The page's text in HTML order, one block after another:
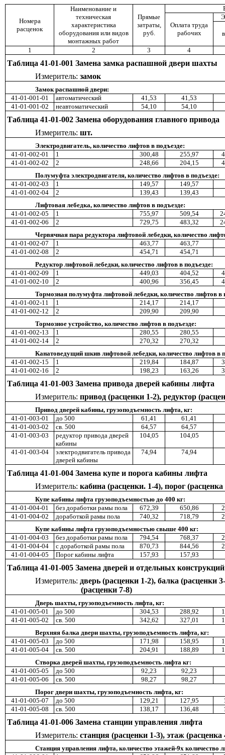
Номера
расценок
Наименование и
техническая
характеристика
оборудования или видов
монтажных работ
Прямые
затраты,
руб.
Оплата труда
рабочих
1 2 3 4
Таблица 41-01-001 Замена замка распашной двери шахты
Измеритель:замок
Замок распашной двери:
41-01-001-01
автоматический 41,53
41,53
41-01-001-02
неавтоматический 54,10 54,10
Таблица 41-01-002 Замена оборудования главного привода
Измеритель:шт.
Электродвигатель, количество лифтов в подъезде:
41-01-002-01
1 300,48 255,97
41-01-002-02
2 248,66 204,15
Полумуфта электродвигателя, количество лифтов в подъезде:
41-01-002-03
1 149,57
149,57
41-01-002-04
2 139,43
139,43
Лифтовая лебедка, количество лифтов в подъезде:
41-01-002-05
1 755,97 509,54
41-01-002-06
2 729,75 483,32
Червячная пара редуктора лифтовой лебедки, количество
41-01-002-07
1 463,77
463,77
41-01-002-08
2 454,71
454,71
Редуктор лифтовой лебедки, количество лифтов в подъезде:
41-01-002-09
1 449,03 404,52
41-01-002-10
2 400,96 356,45
Тормозная полумуфта лифтовой лебедки, количество лифтов в
41-01-002-11
1 214,17
214,17
41-01-002-12
2 209,90
209,90
Тормозное устройство, количество лифтов в подъезде:
41-01-002-13
1 280,55
280,55
41-01-002-14
2 270,32
270,32
Канатоведущий шкив лифтовой лебедки, количество лифтов в
41-01-002-15
1 219,84 184,87
41-01-002-16
2 198,23 163,26
Таблица 41-01-003 Замена привода дверей кабины лифта
Измеритель:привод (расценки 1-2), редуктор
Привод дверей кабины, грузоподъемность лифта, кг:
41-01-003-01
до 500 61,41
61,41
41-01-003-02
св. 500 64,57
64,57
41-01-003-03
редуктор привода дверей
кабины
104,05 104,05
41-01-003-04
электродвигатель привода
дверей кабины
74,94 74,94
Таблица 41-01-004 Замена купе и порога кабины лифта
Измеритель:кабина (расценки. 1-4), порог (расценка
Купе кабины лифта грузоподъемностью до 400 кг:
41-01-004-01
без доработки рамы пола 672,39 650,86
41-01-004-02
доработкой рамы пола 740,32 718,79
Купе кабины лифта грузоподъемностью свыше 400 кг:
41-01-004-03
без доработки рамы пола 794,54 768,37
41-01-004-04
с доработкой рамы пола 870,73 844,56
41-01-004-05
Порог кабины лифта 157,93 157,93
Таблица 41-01-005 Замена дверей и отдельных
Измеритель: дверь (расценки 1-2), балка (расценки
(расценки 7-8)
Дверь шахты, грузоподъемность лифта, кг:
41-01-005-01
до 500 304,53 288,92
41-01-005-02
св. 500 342,62 327,01
Верхняя балка двери шахты, грузоподъемность лифта, кг:
41-01-005-03
до 500 171,98 158,95
41-01-005-04
св. 500 204,91 188,89
Створка дверей шахты, грузоподъемность лифта кг:
41-01-005-05
до 500 92,23
92,23
41-01-005-06
св. 500 98,27
98,27
Порог двери шахты, грузоподъемность лифта, кг:
41-01-005-07
до 500 129,21 127,95
41-01-005-08
св. 500 138,17 136,48
Таблица 41-01-006 Замена станции управления лифта
Измеритель:станция (расценки 1-3), этаж (расценка
Станция управления лифта, количество этажей-9х количество